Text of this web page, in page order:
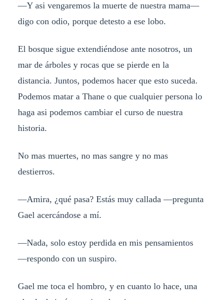
—Y asi vengaremos la muerte de nuestra mama—
digo con odio, porque detesto a ese lobo.
El bosque sigue extendiéndose ante nosotros, un
mar de árboles y rocas que se pierde en la
distancia. Juntos, podemos hacer que esto suceda.
Podemos matar a Thane o que cualquier persona lo
haga asi podemos cambiar el curso de nuestra
historia.
No mas muertes, no mas sangre y no mas
destierros.
—Amira, ¿qué pasa? Estás muy callada —pregunta
Gael acercándose a mí.
—Nada, solo estoy perdida en mis pensamientos
—respondo con un suspiro.
Gael me toca el hombro, y en cuanto lo hace, una